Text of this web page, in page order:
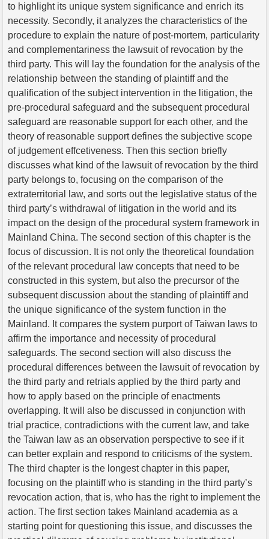
to highlight its unique system significance and enrich its
necessity. Secondly, it analyzes the characteristics of the
procedure to explain the nature of post-mortem, particularity
and complementariness the lawsuit of revocation by the
third party. This will lay the foundation for the analysis of the
relationship between the standing of plaintiff and the
qualification of the subject intervention in the litigation, the
pre-procedural safeguard and the subsequent procedural
safeguard are reasonable support for each other, and the
theory of reasonable support defines the subjective scope
of judgement effcetiveness. Then this section briefly
discusses what kind of the lawsuit of revocation by the third
party belongs to, focusing on the comparison of the
extraterritorial law, and sorts out the legislative status of the
third party’s withdrawal of litigation in the world and its
impact on the design of the procedural system framework in
Mainland China. The second section of this chapter is the
focus of discussion. It is not only the theoretical foundation
of the relevant procedural law concepts that need to be
constructed in this system, but also the precursor of the
subsequent discussion about the standing of plaintiff and
the unique significance of the system function in the
Mainland. It compares the system purport of Taiwan laws to
affirm the importance and necessity of procedural
safeguards. The second section will also discuss the
procedural differences between the lawsuit of revocation by
the third party and retrials applied by the third party and
how to apply based on the principle of enactments
overlapping. It will also be discussed in conjunction with
trial practice, contradictions with the current law, and take
the Taiwan law as an observation perspective to see if it
can better explain and respond to criticisms of the system.
The third chapter is the longest chapter in this paper,
focusing on the plaintiff who is standing in the third party’s
revocation action, that is, who has the right to implement the
action. The first section takes Mainland academia as a
starting point for questioning this issue, and discusses the